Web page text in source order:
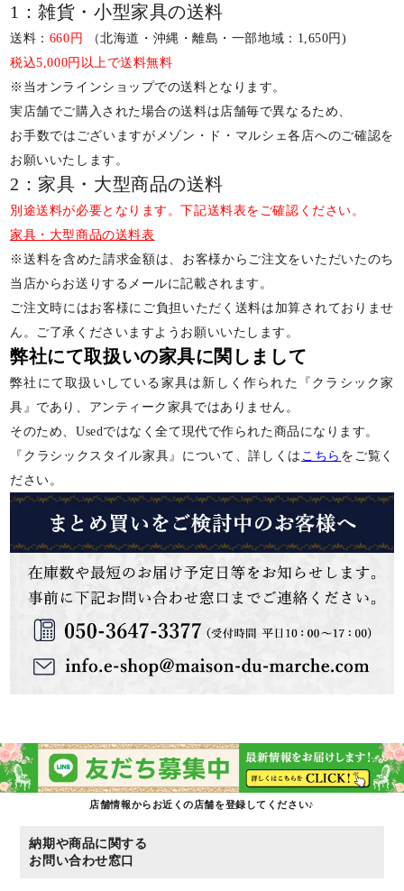
1：雑貨・小型家具の送料
送料： 660円
（北海道・沖縄・離島・一部地域：1,650円)
税込5,000円以上で送料無料
※当オンラインショップでの送料となります。
実店舗でご購入された場合の送料は店舗毎で異なるため、
お手数ではございますがメゾン・ド・マルシェ各店へのご確認を
お願いいたします。
2：家具・大型商品の送料
別途送料が必要となります。下記送料表をご確認ください。
家具・大型商品の送料表
※送料を含めた請求金額は、お客様からご注文をいただいたのち
当店からお送りするメールに記載されます。
ご注文時にはお客様にご負担いただく送料は加算されておりませ
ん。ご了承くださいますようお願いいたします。
弊社にて取扱いの家具に関しまして
弊社にて取扱いしている家具は新しく作られた『クラシック家
具』であり、アンティーク家具ではありません。
そのため、Usedではなく全て現代で作られた商品になります。
『クラシックスタイル家具』について、詳しくは こちら をご覧く
ださい。
店舗情報からお近くの店舗を登録してください♪
納期や商品に関する
お問い合わせ窓口